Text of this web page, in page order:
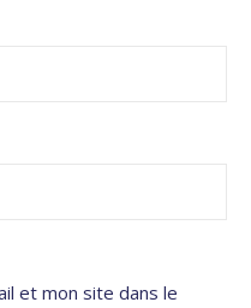
et mon site dans le